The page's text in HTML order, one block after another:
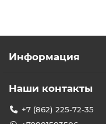
Информация
Наши контакты
+7 (862) 225-72-35